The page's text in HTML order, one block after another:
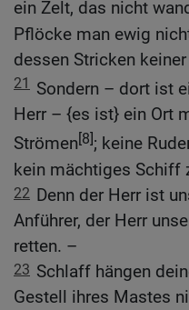
ein Zelt, das nicht
Pflöcke man ewig
dessen Stricken
21 Sondern – dort ist
Herr – {es ist} ein Ort
Strömen[8]; keine
kein mächtiges Schiff
22 Denn der Herr ist
Anführer, der Herr
retten. –
23 Schlaff hängen
Gestell ihres Mastes